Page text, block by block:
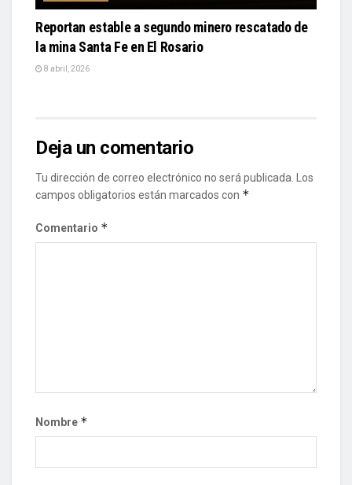
Reportan estable a segundo minero rescatado de
la mina Santa Fe en El Rosario
8 abril, 2026
Deja un comentario
Tu dirección de correo electrónico no será publicada.
Los
campos obligatorios están marcados con *
Comentario *
Nombre *